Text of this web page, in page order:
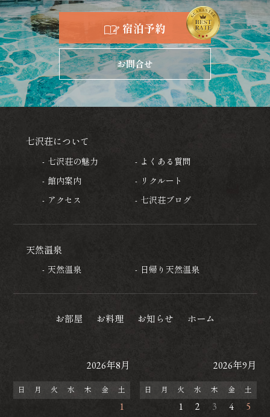
宿泊予約
お問合せ
七沢荘について
七沢荘の魅力
よくある質問
館内案内
リクルート
アクセス
七沢荘ブログ
天然温泉
天然温泉 日帰り天然温泉
お部屋 お料理 お知らせ ホーム